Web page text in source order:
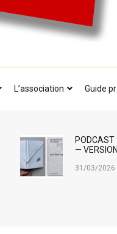
L’association Guide
PODCAST
—
31/03/2026